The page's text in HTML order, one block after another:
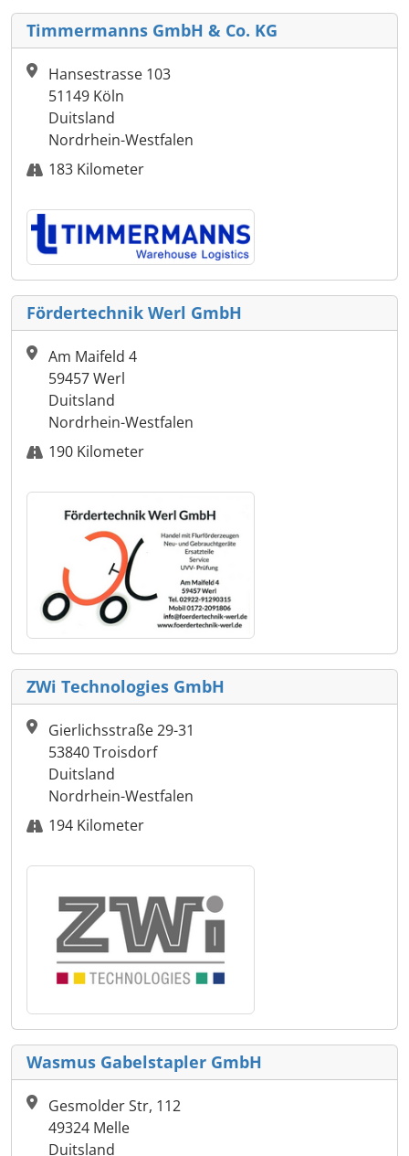
Timmermanns GmbH & Co. KG
Hansestrasse 103
51149 Köln
Duitsland
Nordrhein-Westfalen
183 Kilometer
Fördertechnik Werl GmbH
Am Maifeld 4
59457 Werl
Duitsland
Nordrhein-Westfalen
190 Kilometer
ZWi Technologies GmbH
Gierlichsstraße 29-31
53840 Troisdorf
Duitsland
Nordrhein-Westfalen
194 Kilometer
Wasmus Gabelstapler GmbH
Gesmolder Str, 112
49324 Melle
Duitsland